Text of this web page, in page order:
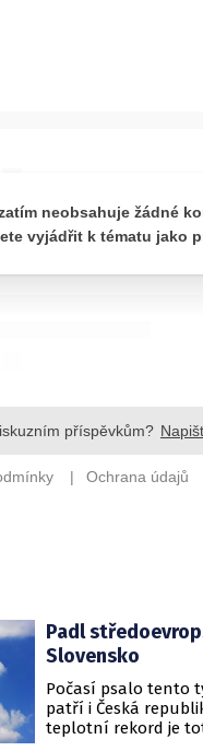
Padl
Slovensko
Počasí psalo tento
patří i Česká
teplotní rekord je